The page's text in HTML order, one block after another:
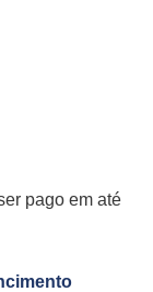
pago em até